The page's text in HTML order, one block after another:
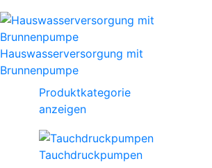
Hauswasserversorgung mit
Brunnenpumpe
Produktkategorie
anzeigen
Tauchdruckpumpen